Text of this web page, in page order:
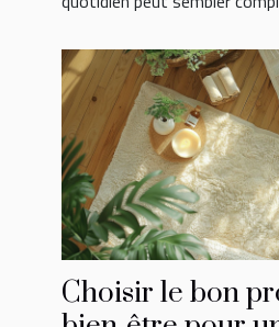
Choisir le bon